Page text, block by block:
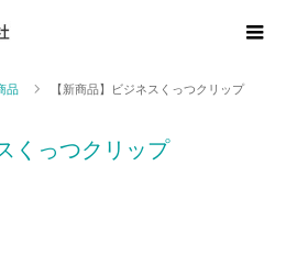
品 【新商品】ビジネスくっつクリップ
くっつクリップ